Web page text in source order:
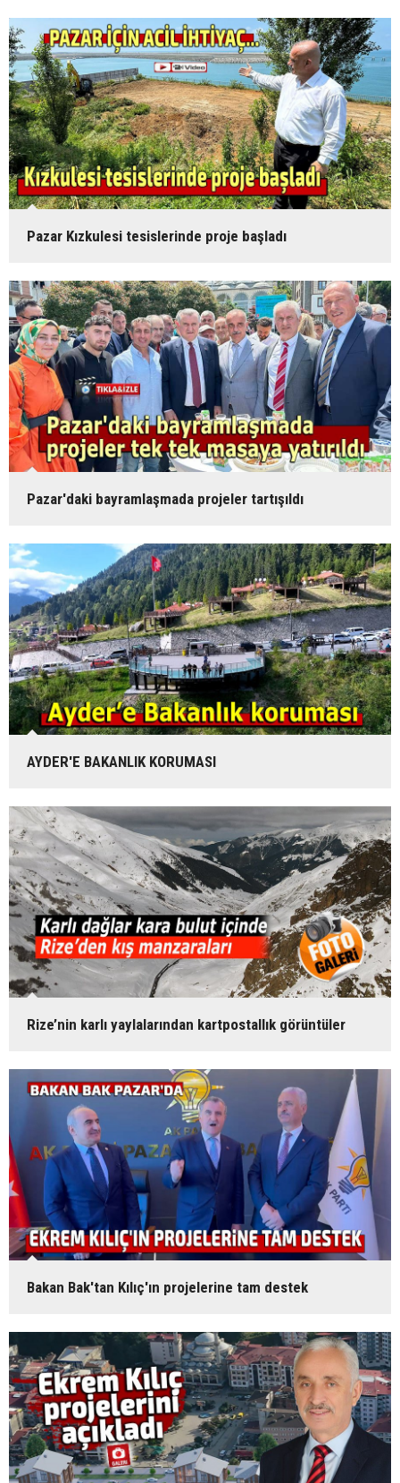
Pazar Kızkulesi tesislerinde proje başladı
Pazar'daki bayramlaşmada projeler tartışıldı
AYDER'E BAKANLIK KORUMASI
Rize’nin karlı yaylalarından kartpostallık görüntüler
Bakan Bak'tan Kılıç'ın projelerine tam destek